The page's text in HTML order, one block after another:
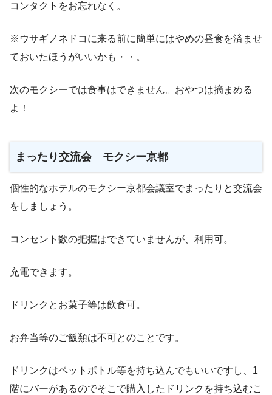
コンタクトをお忘れなく。
※ウサギノネドコに来る前に簡単にはやめの昼食を済ませ
ておいたほうがいいかも・・。
次のモクシーでは食事はできません。おやつは摘まめる
よ！
まったり交流会 モクシー京都
個性的なホテルのモクシー京都会議室でまったりと交流会
をしましょう。
コンセント数の把握はできていませんが、利用可。
充電できます。
ドリンクとお菓子等は飲食可。
お弁当等のご飯類は不可とのことです。
ドリンクはペットボトル等を持ち込んでもいいですし、1
階にバーがあるのでそこで購入したドリンクを持ち込むこ